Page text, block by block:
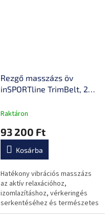
Rezgő masszázs öv
inSPORTline TrimBelt, 20
9 masszázsprogram, 4
talapzat, csúszásmentes
lábak
Raktáron
93 200 Ft
Kosárba
Hatékony vibrációs masszázs
az aktív relaxációhoz,
izomlazításhoz, vérkeringés
serkentéséhez és természetes
testformáláshoz az otthonod